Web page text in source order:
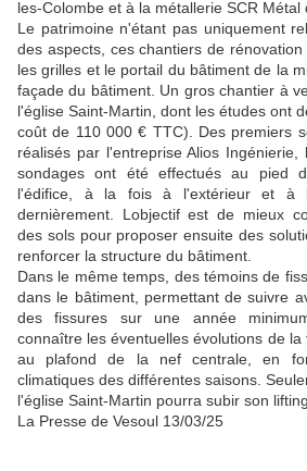
les-Colombe et à la métallerie SCR Métal
Le patrimoine n'étant pas uni­quement
des aspects, ces chantiers de
les grilles et le portail du bâtiment de la
façade du bâtiment. Un gros chantier à
l'église Saint-Mar­tin, dont les études ont
coût de 110 000 € TTC). Des premiers
réalisés par l'entreprise Alios
son­dages ont été effectués au pied
l'édifice, à la fois à l'extérieur et à
dernièrement. Lobjectif est de mieux
des sols pour proposer ensuite des
renforcer la structure du bâtiment.
Dans le même temps, des té­moins de
dans le bâtiment, per­mettant de suivre
des fissures sur une année
connaître les éventuelles évolutions de la
au plafond de la nef cen­trale, en
climatiques des différentes sai­sons.
l'église Saint-Martin pour­ra subir son
La Presse de Vesoul 13/03/25